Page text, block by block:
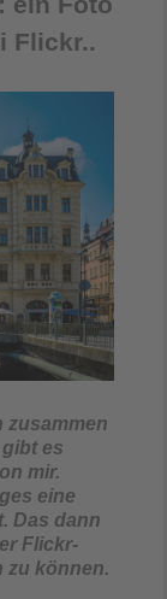
Flickr..
zusammen
es
mir.
eine
Das dann
Flickr-
zu können.